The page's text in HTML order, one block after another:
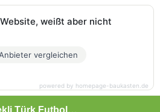
Yetenekli Türk Futbolcular
weißt aber nicht
vergleichen
powered by homepage-baukasten.de